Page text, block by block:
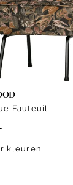
Fauteuil
kleuren